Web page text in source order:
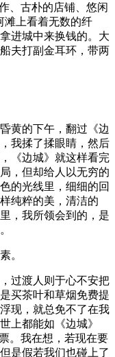
、古朴的店铺、悠闲
滩上看着无数的纤
进城中来换钱的。大
夫打副金耳环，带两
黄的下午，翻过《边
我揉了揉眼睛，然后
《边城》就这样看完
，但却给人以无穷的
的光线里，细细的回
纯粹的美，清洁的
，我所领会到的，是
。
过渡人则于心不安把
买茶叶和草烟免费提
现，就总免不了在我
上都能如《边城》
。我在想，若现在要
是假若我们也碰上了